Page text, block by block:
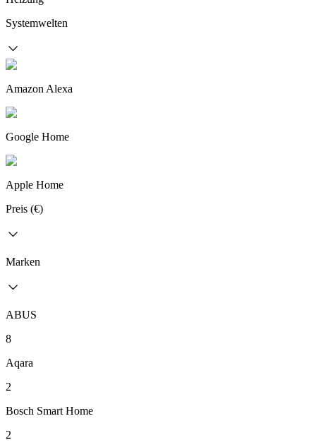
Systemwelten
Amazon Alexa
Google Home
Apple Home
Preis (€)
Marken
ABUS
8
Aqara
2
Bosch Smart Home
2